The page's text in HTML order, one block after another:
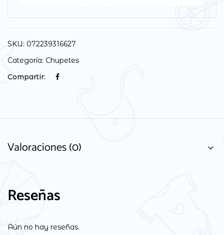
SKU: 072239316627
Categoría: Chupetes
Compartir:
Valoraciones (0)
Reseñas
Aún no hay reseñas.